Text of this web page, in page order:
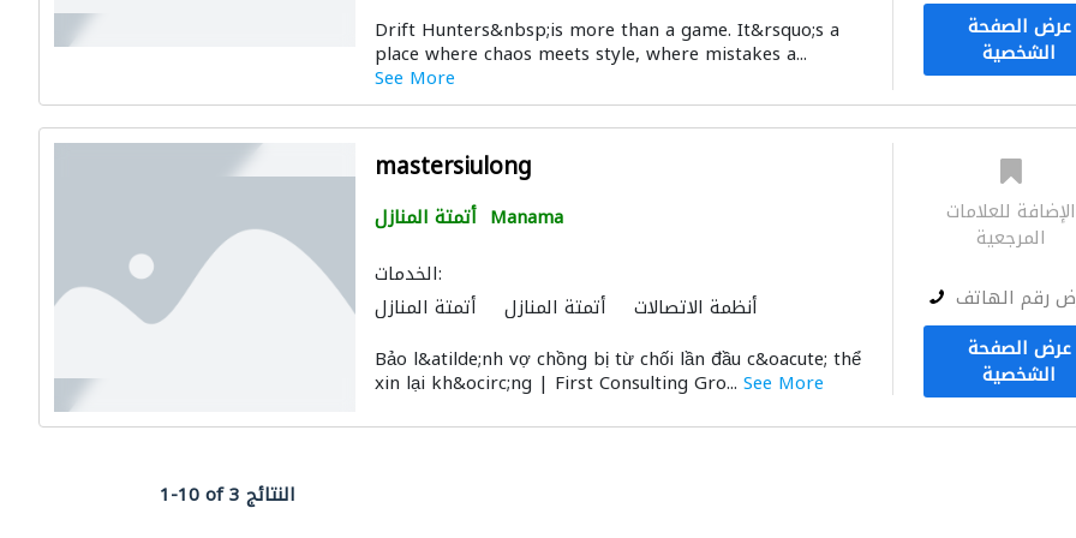
Drift Hunters&nbsp;is more than a game. It&rsquo;s a
place where chaos meets style, where mistakes a...
See More
عرض الصفحة
الشخصية
mastersiulong
أتمتة المنازل Manama
الخدمات:
أتمتة المنازل
أتمتة المنازل
أنظمة الاتصالات
Bảo l&atilde;nh vợ chồng bị từ chối lần đầu c&oacute; thể
xin lại kh&ocirc;ng | First Consulting Gro... See More
الإضافة للعلامات
المرجعية
رقم الهاتف
عرض الصفحة
الشخصية
1-10 of 3 النتائج